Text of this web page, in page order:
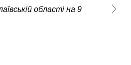
області на 9